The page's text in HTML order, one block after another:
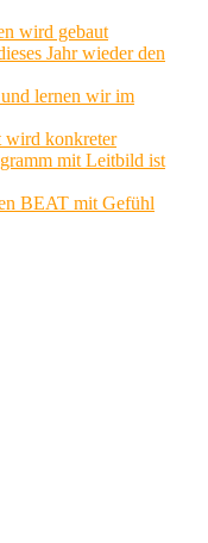
wird gebaut
Jahr wieder den
und lernen wir im
wird konkreter
mit Leitbild ist
BEAT mit Gefühl